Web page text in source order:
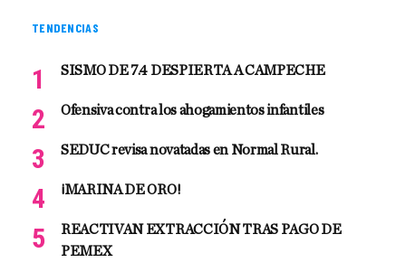
TENDENCIAS
SISMO DE 7.4 DESPIERTA A CAMPECHE
Ofensiva contra los ahogamientos infantiles
SEDUC revisa novatadas en Normal Rural.
¡MARINA DE ORO!
REACTIVAN EXTRACCIÓN TRAS PAGO DE
PEMEX